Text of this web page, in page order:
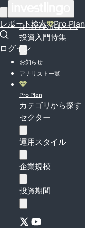
レポート検索 Pro Plan
ログイン
はじめての方はこちら
投資入門特集
お知らせ
アナリスト一覧
Pro Plan
カテゴリから探す
セクター
運用スタイル
企業規模
投資期間